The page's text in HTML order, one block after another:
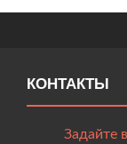
КОНТАКТЫ
Задайте